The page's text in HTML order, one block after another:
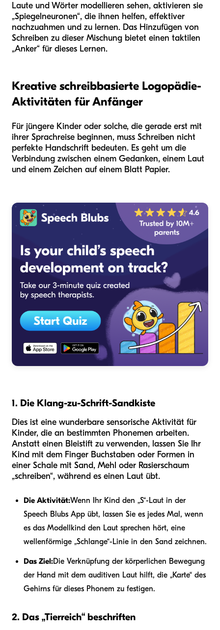
Laute und Wörter modellieren sehen, aktivieren sie
„Spiegelneuronen“, die ihnen helfen, effektiver
nachzuahmen und zu lernen. Das Hinzufügen von
Schreiben zu dieser Mischung bietet einen taktilen
„Anker“ für dieses Lernen.
Kreative schreibbasierte Logopädie-
Aktivitäten für Anfänger
Für jüngere Kinder oder solche, die gerade erst mit
ihrer Sprachreise beginnen, muss Schreiben nicht
perfekte Handschrift bedeuten. Es geht um die
Verbindung zwischen einem Gedanken, einem Laut
und einem Zeichen auf einem Blatt Papier.
1. Die Klang-zu-Schrift-Sandkiste
Dies ist eine wunderbare sensorische Aktivität für
Kinder, die an bestimmten Phonemen arbeiten.
Anstatt einen Bleistift zu verwenden, lassen Sie Ihr
Kind mit dem Finger Buchstaben oder Formen in
einer Schale mit Sand, Mehl oder Rasierschaum
„schreiben“, während es einen Laut übt.
Die Aktivität:Wenn Ihr Kind den „S“-Laut in der
Speech Blubs App übt, lassen Sie es jedes Mal, wenn
es das Modellkind den Laut sprechen hört, eine
wellenförmige „Schlange“-Linie in den Sand zeichnen.
Das Ziel:Die Verknüpfung der körperlichen Bewegung
der Hand mit dem auditiven Laut hilft, die „Karte“ des
Gehirns für dieses Phonem zu festigen.
2. Das „Tierreich“ beschriften